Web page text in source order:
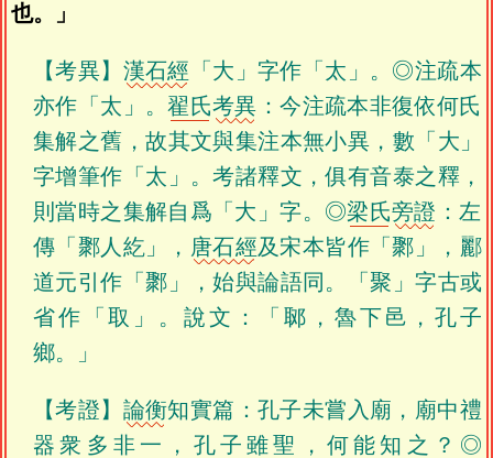
也。」
【考異】 漢石經 「大」字作「太」。◎注疏本
亦作「太」。翟氏考異 ：今注疏本非復依何氏
集解之舊，故其文與集注本無小異，數「大」
字增筆作「太」。考諸釋文，俱有音泰之釋，
則當時之集解自爲「大」字。◎梁氏旁證 ：左
傳「鄹人紇」， 唐石經及宋本皆作「鄹」，酈
道元引作「鄹」，始與論語同。「聚」字古或
省作「取」。說文：「郰，魯下邑，孔子
鄉。」
【考證】 論衡知實篇：孔子未嘗入廟，廟中禮
器衆多非一，孔子雖聖，何能知之？◎